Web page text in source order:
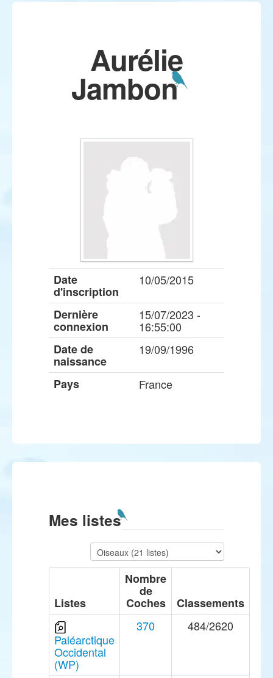
Aurélie
Jambon
Date
d'inscription
10/05/2015
Dernière
connexion
15/07/2023 -
16:55:00
Date de
naissance
19/09/1996
Pays France
Mes listes
Listes
Nombre
de
Coches Classements
Paléarctique
Occidental
(WP)
370 484/2620